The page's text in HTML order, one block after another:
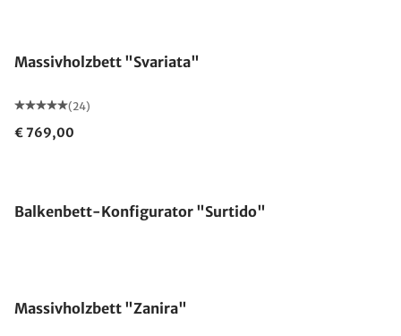
Massivholzbett "Svariata"
(24)
€ 769,00
Balkenbett-Konfigurator "Surtido"
Massivholzbett "Zanira"